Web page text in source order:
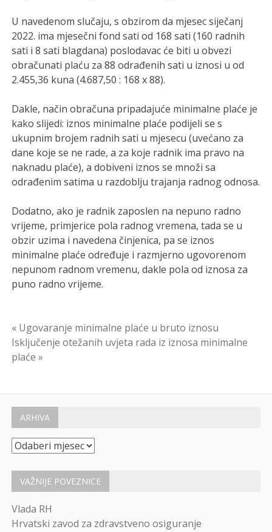
U navedenom slučaju, s obzirom da mjesec siječanj
2022. ima mjesečni fond sati od 168 sati (160 radnih
sati i 8 sati blagdana) poslodavac će biti u obvezi
obračunati plaću za 88 odrađenih sati u iznosi u od
2.455,36 kuna (4.687,50 : 168 x 88).
Dakle, način obračuna pripadajuće minimalne plaće je
kako slijedi: iznos minimalne plaće podijeli se s
ukupnim brojem radnih sati u mjesecu (uvećano za
dane koje se ne rade, a za koje radnik ima pravo na
naknadu plaće), a dobiveni iznos se množi sa
odrađenim satima u razdoblju trajanja radnog odnosa.
Dodatno, ako je radnik zaposlen na nepuno radno
vrijeme, primjerice pola radnog vremena, tada se u
obzir uzima i navedena činjenica, pa se iznos
minimalne plaće određuje i razmjerno ugovorenom
nepunom radnom vremenu, dakle pola od iznosa za
puno radno vrijeme.
Navigacija
objava
« Ugovaranje minimalne plaće u bruto iznosu
Isključenje otežanih uvjeta rada iz iznosa minimalne
plaće »
ARHIVA
Arhiva
VAŽNIJE POVEZNICE
Vlada RH
Hrvatski zavod za zdravstveno osiguranje